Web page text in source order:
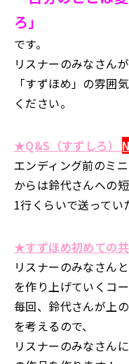
ろ」
です。
リスナーのみなさん
「すずほめ」の雰囲
ください。
★Q&S（すずしろ）
エンディング前のミ
からは鈴代さんへの
1行くらいで送ってい
★すずほめ初めての
リスナーのみなさん
を作り上げていくコー
毎回、鈴代さんが上
を考えるので、
リスナーのみなさん